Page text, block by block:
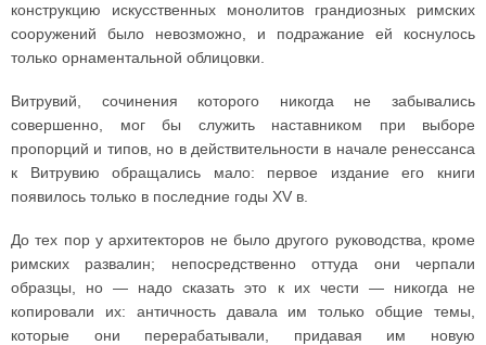
конструкцию искусственных монолитов грандиозных римских
сооружений было невозможно, и подражание ей коснулось
только орнаментальной облицовки.
Витрувий, сочинения которого никогда не забывались
совершенно, мог бы служить наставником при выборе
пропорций и типов, но в действительности в начале ренессанса
к Витрувию обращались мало: первое издание его книги
появилось только в последние годы XV в.
До тех пор у архитекторов не было другого руководства, кроме
римских развалин; непосредственно оттуда они черпали
образцы, но — надо сказать это к их чести — никогда не
копировали их: античность давала им только общие темы,
которые они перерабатывали, придавая им новую